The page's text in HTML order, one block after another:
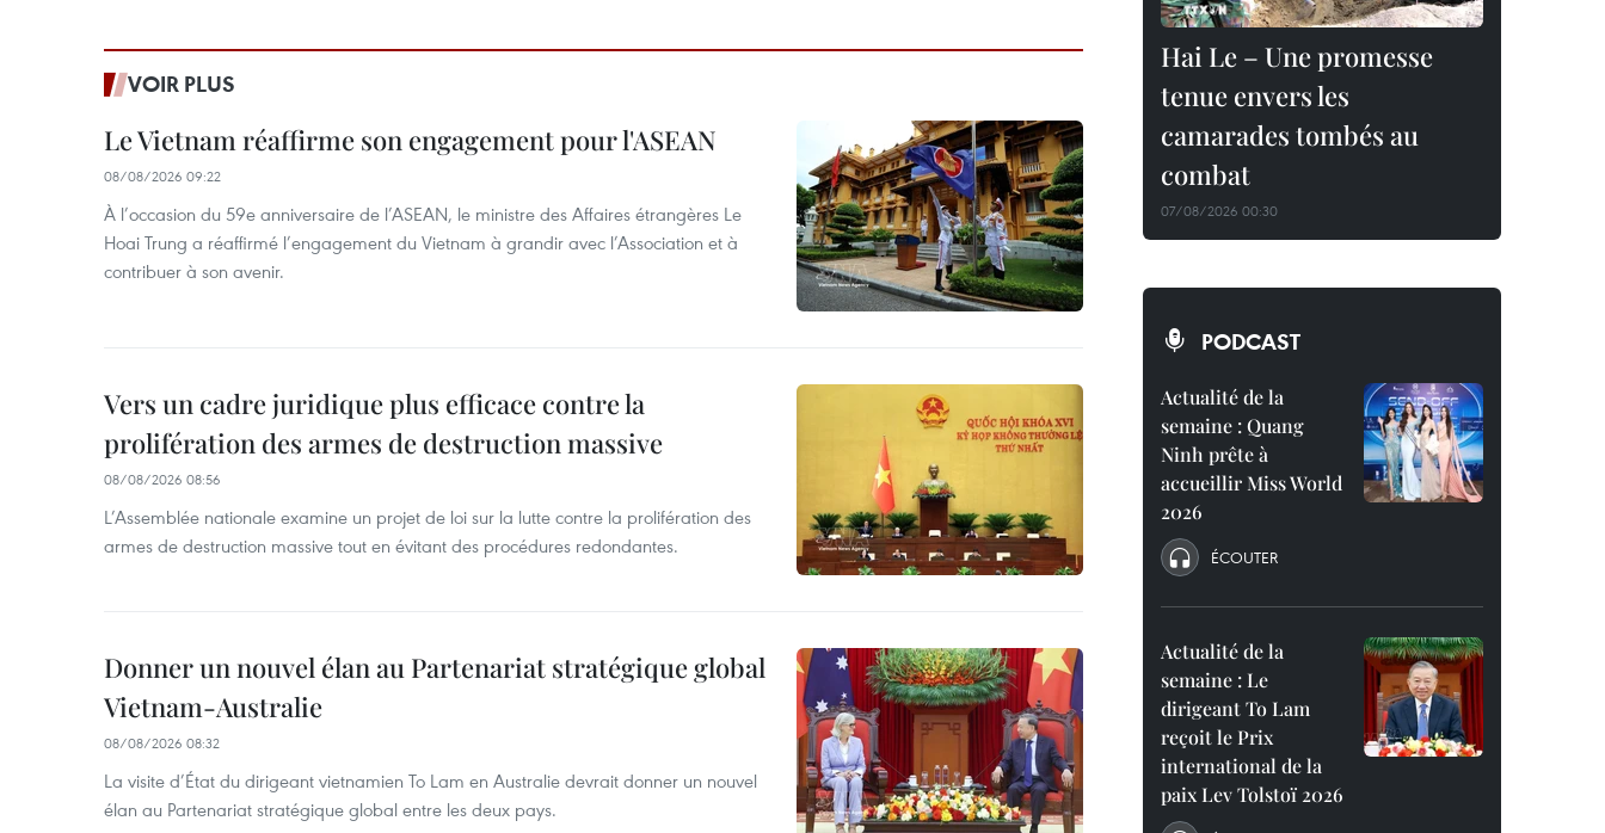
VOIR PLUS
Le Vietnam réaffirme son engagement pour l'ASEAN
08/08/2026 09:22
À l’occasion du 59e anniversaire de l’ASEAN, le ministre des Affaires étrangères Le
Hoai Trung a réaffirmé l’engagement du Vietnam à grandir avec l’Association et à
contribuer à son avenir.
Vers un cadre juridique plus efficace contre la
prolifération des armes de destruction massive
08/08/2026 08:56
L’Assemblée nationale examine un projet de loi sur la lutte contre la prolifération des
armes de destruction massive tout en évitant des procédures redondantes.
Donner un nouvel élan au Partenariat stratégique global
Vietnam-Australie
08/08/2026 08:32
La visite d’État du dirigeant vietnamien To Lam en Australie devrait donner un nouvel
élan au Partenariat stratégique global entre les deux pays.
Hai Le – Une promesse
tenue envers les
camarades tombés au
combat
07/08/2026 00:30
PODCAST
Actualité de la
semaine : Quang
Ninh prête à
accueillir Miss World
2026
ÉCOUTER
Actualité de la
semaine : Le
dirigeant To Lam
reçoit le Prix
international de la
paix Lev Tolstoï 2026